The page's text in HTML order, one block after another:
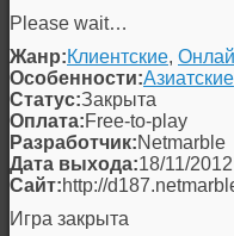
Please wait…
Жанр:Клиентские,
Особенности:Азиатские
Статус:Закрыта
Оплата:Free-to-play
Разработчик:Netmarble
Дата выхода:18/11/2012
Сайт:http://
Игра закрыта